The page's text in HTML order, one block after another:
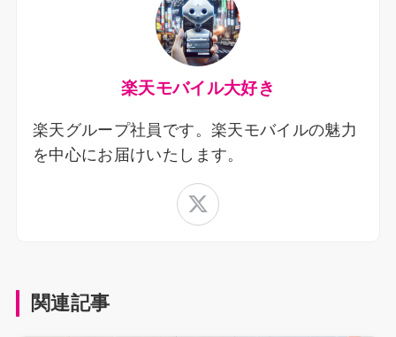
楽天モバイル大好き
楽天グループ社員です。楽天モバイルの魅力
を中心にお届けいたします。
関連記事